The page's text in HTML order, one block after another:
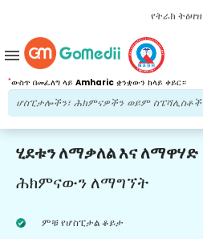
የትራክ ትዕዛዝ
*ውስጥ በመፈለግ ላይ Amharic ቋንቋውን ከላይ ቀይር።
menu
ሂደቱን ለማቃለል እና ለማዋሃድ
ሕክምናውን ለማግኘት
ምቹ የሆስፒታል ቆይታ